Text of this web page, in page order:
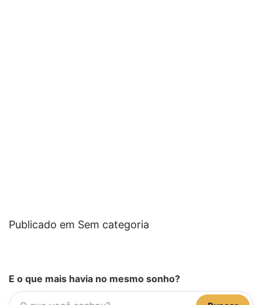
Publicado em Sem categoria
E o que mais havia no mesmo sonho?